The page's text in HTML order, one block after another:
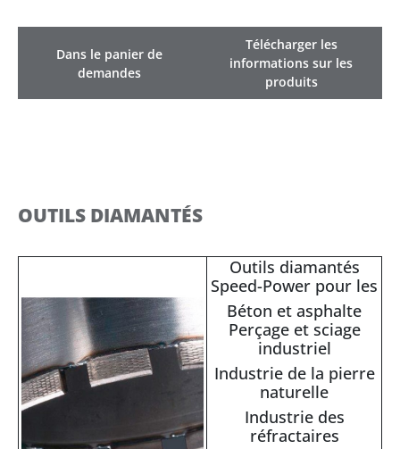
Dans le panier de
demandes
Télécharger les
informations sur les
produits
OUTILS DIAMANTÉS
Outils diamantés
Speed-Power pour les
Béton et asphalte
Perçage et sciage
industriel
Industrie de la pierre
naturelle
Industrie des
réfractaires